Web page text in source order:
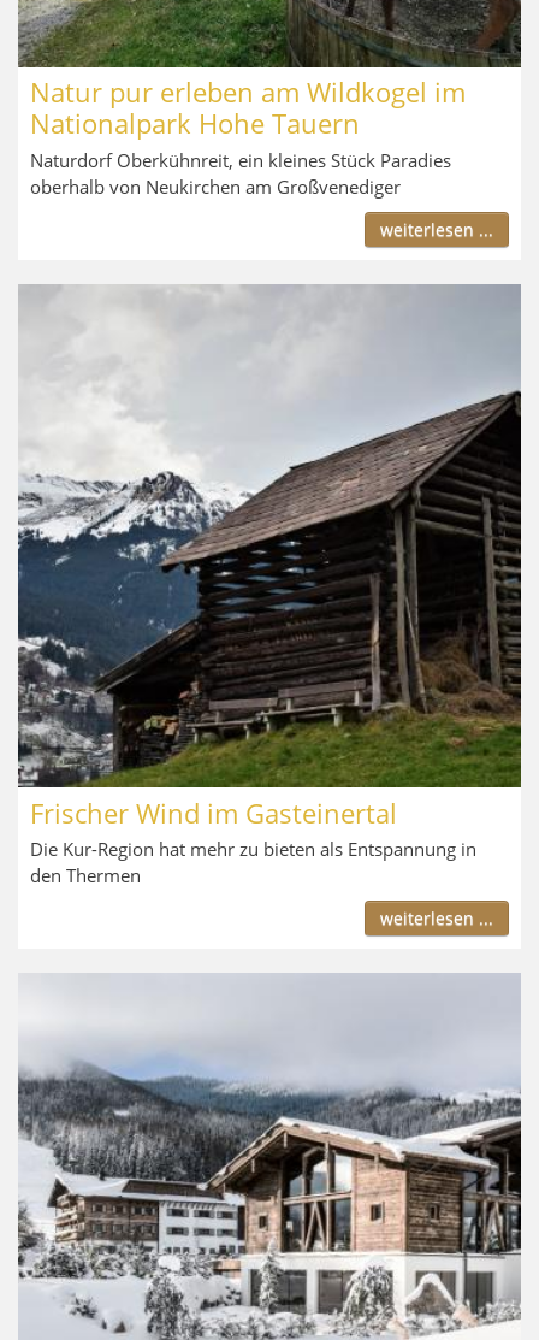
Natur pur erleben am Wildkogel im
Nationalpark Hohe Tauern
Naturdorf Oberkühnreit, ein kleines Stück Paradies
oberhalb von Neukirchen am Großvenediger
weiterlesen ...
Frischer Wind im Gasteinertal
Die Kur-Region hat mehr zu bieten als Entspannung in
den Thermen
weiterlesen ...